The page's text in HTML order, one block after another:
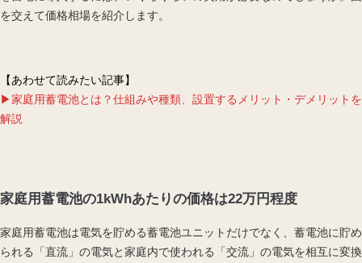
を交えて価格相場を紹介します。
【あわせて読みたい記事】
▶︎家庭用蓄電池とは？仕組みや種類、設置するメリット・デメリットを
解説
家庭用蓄電池の1kWhあたりの価格は22万円程度
家庭用蓄電池は電気を貯める蓄電池ユニットだけでなく、蓄電池に貯め
られる「直流」の電気と家庭内で使われる「交流」の電気を相互に変換